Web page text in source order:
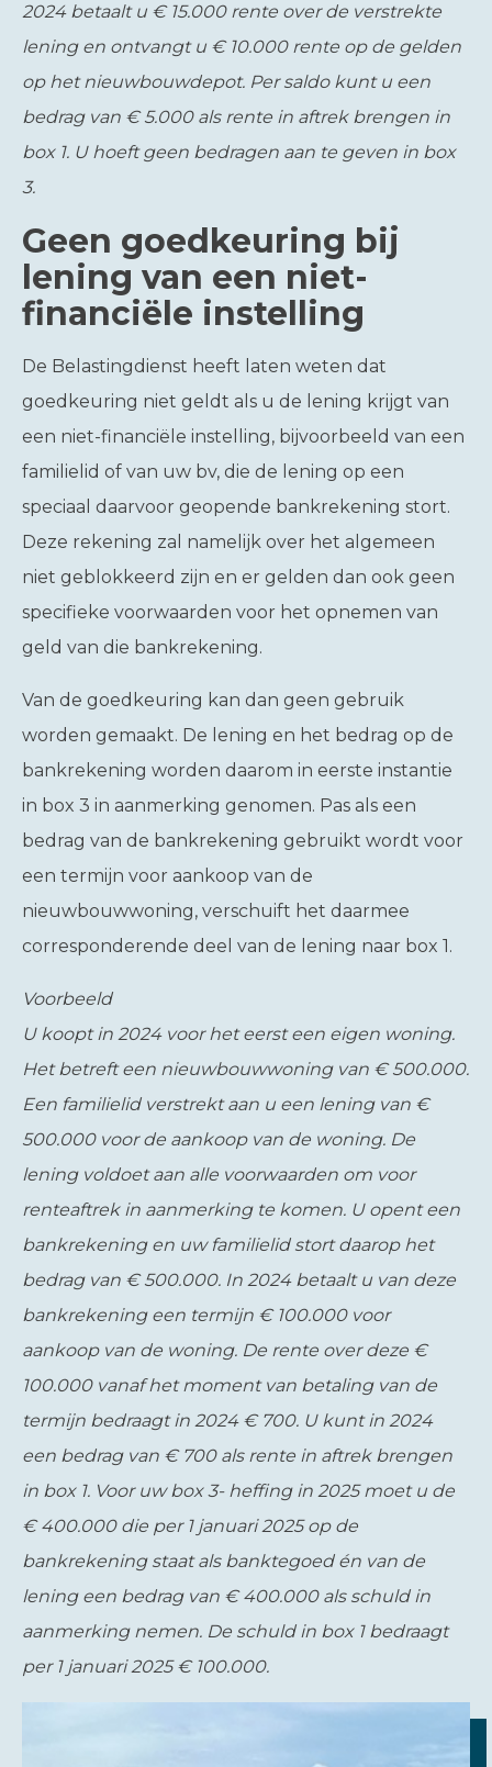
2024 betaalt u € 15.000 rente over de verstrekte
lening en ontvangt u € 10.000 rente op de gelden
op het nieuwbouwdepot. Per saldo kunt u een
bedrag van € 5.000 als rente in aftrek brengen in
box 1. U hoeft geen bedragen aan te geven in box
3.
Geen goedkeuring bij
lening van een niet-
financiële instelling
De Belastingdienst heeft laten weten dat
goedkeuring niet geldt als u de lening krijgt van
een niet-financiële instelling, bijvoorbeeld van een
familielid of van uw bv, die de lening op een
speciaal daarvoor geopende bankrekening stort.
Deze rekening zal namelijk over het algemeen
niet geblokkeerd zijn en er gelden dan ook geen
specifieke voorwaarden voor het opnemen van
geld van die bankrekening.
Van de goedkeuring kan dan geen gebruik
worden gemaakt. De lening en het bedrag op de
bankrekening worden daarom in eerste instantie
in box 3 in aanmerking genomen. Pas als een
bedrag van de bankrekening gebruikt wordt voor
een termijn voor aankoop van de
nieuwbouwwoning, verschuift het daarmee
corresponderende deel van de lening naar box 1.
Voorbeeld
U koopt in 2024 voor het eerst een eigen woning.
Het betreft een nieuwbouwwoning van € 500.000.
Een familielid verstrekt aan u een lening van €
500.000 voor de aankoop van de woning. De
lening voldoet aan alle voorwaarden om voor
renteaftrek in aanmerking te komen. U opent een
bankrekening en uw familielid stort daarop het
bedrag van € 500.000. In 2024 betaalt u van deze
bankrekening een termijn € 100.000 voor
aankoop van de woning. De rente over deze €
100.000 vanaf het moment van betaling van de
termijn bedraagt in 2024 € 700. U kunt in 2024
een bedrag van € 700 als rente in aftrek brengen
in box 1. Voor uw box 3- heffing in 2025 moet u de
€ 400.000 die per 1 januari 2025 op de
bankrekening staat als banktegoed én van de
lening een bedrag van € 400.000 als schuld in
aanmerking nemen. De schuld in box 1 bedraagt
per 1 januari 2025 € 100.000.